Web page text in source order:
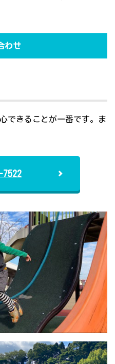
わせ
できることが一番です。ま